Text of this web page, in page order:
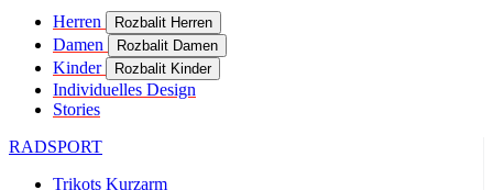
Herren Rozbalit Herren
Damen Rozbalit Damen
Kinder Rozbalit Kinder
Individuelles Design
Stories
RADSPORT
Trikots Kurzarm